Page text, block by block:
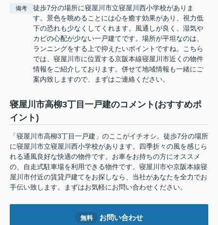
備考
徒歩7分の場所に寝屋川市立寝屋川西小学校がありま
す。景色を眺めることには心を癒す効果があり、視力低
下の恐れも少なくしてくれます。風通しが良く、湿気や
カビの心配が少ない一戸建てです。場所が平坦なのは、
ランニングをする上で抑えたいポイントですね。こちら
では、寝屋川市に位置する京阪本線寝屋川市近くの物件
情報をご紹介しております。併せて地域情報も一緒にご
案内致しますので、まずはご連絡ください。
寝屋川市高柳3丁目一戸建のコメント(おすすめポ
イント)
「寝屋川市高柳3丁目一戸建」のここがイチオシ。徒歩7分の場所
に寝屋川市立寝屋川西小学校があります。四季折々の風を感じら
れる通風良好な快適の物件です。お車をお持ちの方にオススメ
の、自走式駐車場を利用できる物件です。寝屋川市や京阪本線寝
屋川市付近の賃貸戸建てをお探しなら、当社があなたを全力でお
手伝い致します。まずはお気軽にお問い合わせください。
無料 お問い合わせ